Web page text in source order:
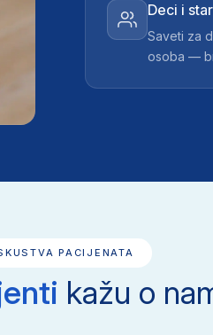
Deci i
Saveti za
osoba —
PACIJENATA
kažu o